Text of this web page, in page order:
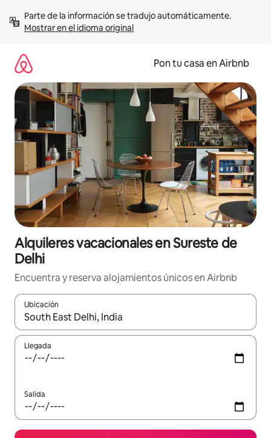
contenidoMostrar en el idioma original
Pon tu casa en Airbnb
Alquileres vacacionales en Sureste de
Delhi
Encuentra y reserva alojamientos únicos en Airbnb
Ubicación
Cuando los resultados estén disponibles, navega con las
Llegada
Salida